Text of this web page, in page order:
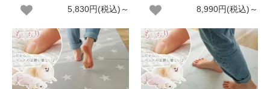
5,830円(税込)～
8,990円(税込)～